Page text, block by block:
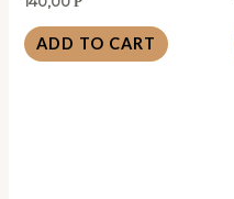
ADD TO CART